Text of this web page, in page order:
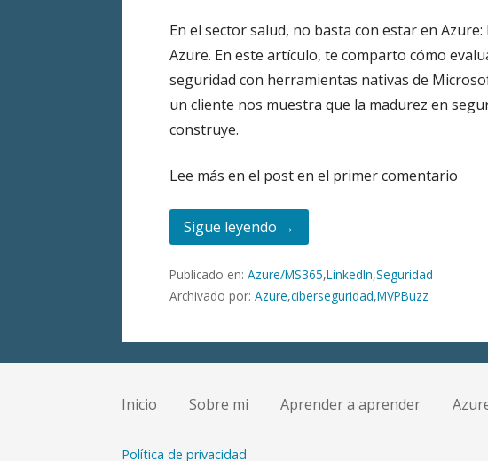
En el sector salud, no basta con estar en
Azure. En este artículo, te comparto cómo
seguridad con herramientas nativas de
un cliente nos muestra que la madurez en
construye.
Lee más en el post en el primer comentario
Sigue leyendo →
Publicado en:Azure/MS365,LinkedIn,Seguridad
Archivado por:Azure,ciberseguridad,MVPBuzz
Inicio Sobre mi Aprender a aprender
Política de privacidad